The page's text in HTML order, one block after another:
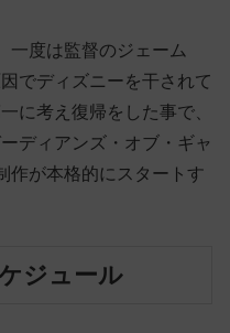
一度は監督のジェーム
でディズニーを干されて
に考え復帰をした事で、
ディアンズ・オブ・ギャ
作が本格的にスタートす
ジュール